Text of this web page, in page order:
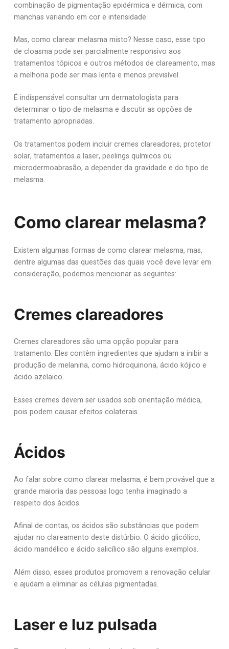
combinação de pigmentação epidérmica e dérmica, com
manchas variando em cor e intensidade.
Mas, como clarear melasma misto? Nesse caso, esse tipo
de cloasma pode ser parcialmente responsivo aos
tratamentos tópicos e outros métodos de clareamento, mas
a melhoria pode ser mais lenta e menos previsível.
É indispensável consultar um dermatologista para
determinar o tipo de melasma e discutir as opções de
tratamento apropriadas.
Os tratamentos podem incluir cremes clareadores, protetor
solar, tratamentos a laser, peelings químicos ou
microdermoabrasão, a depender da gravidade e do tipo de
melasma.
Como clarear melasma?
Existem algumas formas de como clarear melasma, mas,
dentre algumas das questões das quais você deve levar em
consideração, podemos mencionar as seguintes:
Cremes clareadores
Cremes clareadores são uma opção popular para
tratamento. Eles contêm ingredientes que ajudam a inibir a
produção de melanina, como hidroquinona, ácido kójico e
ácido azelaico.
Esses cremes devem ser usados sob orientação médica,
pois podem causar efeitos colaterais.
Ácidos
Ao falar sobre como clarear melasma, é bem provável que a
grande maioria das pessoas logo tenha imaginado a
respeito dos ácidos.
Afinal de contas, os ácidos são substâncias que podem
ajudar no clareamento deste distúrbio. O ácido glicólico,
ácido mandélico e ácido salicílico são alguns exemplos.
Além disso, esses produtos promovem a renovação celular
e ajudam a eliminar as células pigmentadas.
Laser e luz pulsada